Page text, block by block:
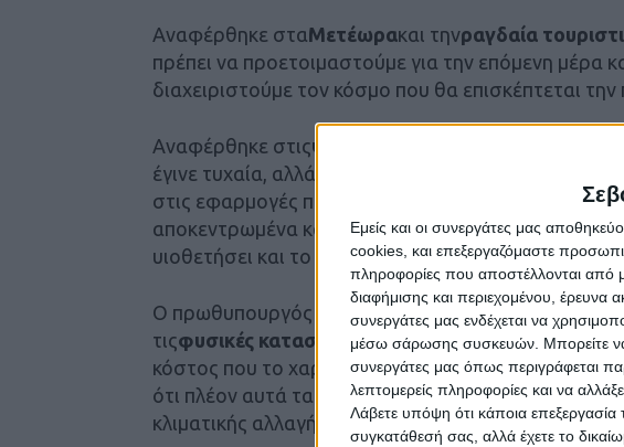
Εμείς και οι συνεργάτες μας
cookies, και επεξεργαζόμαστε
πληροφορίες που αποστέλλονται από
διαφήμισης και περιεχομένου, έρευνα
συνεργάτες μας ενδέχεται να
μέσω σάρωσης συσκευών. Μπορείτε να
συνεργάτες μας όπως περιγράφεται
λεπτομερείς πληροφορίες και να
Λάβετε υπόψη ότι κάποια
συγκατάθεσή σας, αλλά έχετε το
Αναφέρθηκε σταΜετέωρακαι τηνραγδαία
πρέπει να προετοιμαστούμε για την επόμενη μέρα
διαχειριστούμε τον κόσμο που θα επισκέπτεται
Αναφέρθηκε στιςψηφιακές εφαρμογές
, λέγοντας
έγινε τυχαία, αλλά η κυβέρνηση ήταν
στις εφαρμογές που έχουν να κάνουν με την
αποκεντρωμένα και όχι απαραίτητα από το κέντρο,
υιοθετήσει και το κέντρο και να τις
Ο πρωθυπουργός τόνισε ακόμη ότι πρέπει να
τιςφυσικές καταστροφές και επισήμανε ότι ο
κόστος που το χαρακτήρισε αδιανόητο για την
ότι πλέον αυτά τα φαινόμενα θα είναι πιο συχνά
κλιματικής αλλαγής.